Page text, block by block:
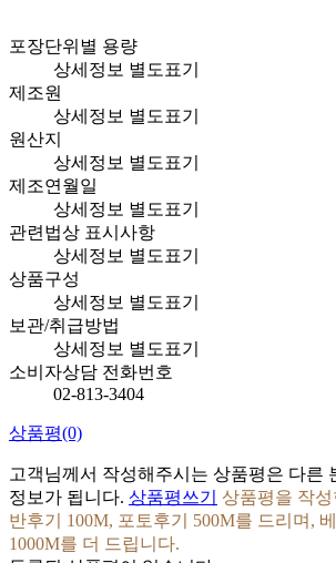
포장단위별 용량
상세정보 별도표기
제조원
상세정보 별도표기
원산지
상세정보 별도표기
제조연월일
상세정보 별도표기
관련법상 표시사항
상세정보 별도표기
상품구성
상세정보 별도표기
보관/취급방법
상세정보 별도표기
소비자상담 전화번호
02-813-3404
상품평(0)
고객님께서 작성해주시는 상품평은 다른
정보가 됩니다. 상품평쓰기
상품평을 작
반후기 100M, 포토후기 500M를 드리며,
1000M를 더 드립니다.